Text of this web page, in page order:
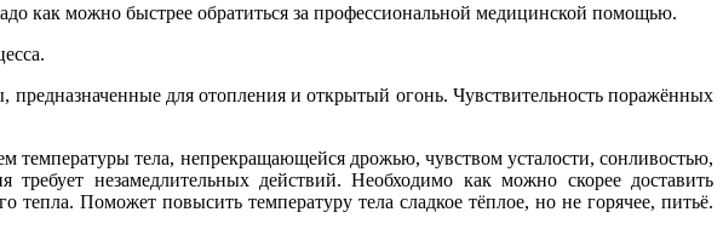
как можно быстрее обратиться за профессиональной медицинской помощью.
предназначенные для отопления и открытый огонь. Чувствительность поражённых
температуры тела, непрекращающейся дрожью, чувством усталости, сонливостью,
незамедлительных действий. Необходимо как можно скорее доставить
Поможет повысить температуру тела сладкое тёплое, но не горячее, питьё.